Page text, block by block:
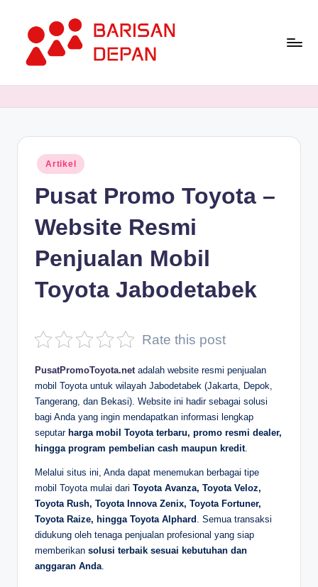
content
D
Terupdate
Posted
in
Artikel
Pusat Promo Toyota –
Website Resmi
Penjualan Mobil
Toyota Jabodetabek
Rate this post
PusatPromoToyota.net adalah website resmi penjualan
mobil Toyota untuk wilayah Jabodetabek (Jakarta, Depok,
Tangerang, dan Bekasi). Website ini hadir sebagai solusi
bagi Anda yang ingin mendapatkan informasi lengkap
seputar harga mobil Toyota terbaru, promo resmi dealer,
hingga program pembelian cash maupun kredit.
Melalui situs ini, Anda dapat menemukan berbagai tipe
mobil Toyota mulai dari Toyota Avanza, Toyota Veloz,
Toyota Rush, Toyota Innova Zenix, Toyota Fortuner,
Toyota Raize, hingga Toyota Alphard
. Semua transaksi
didukung oleh tenaga penjualan profesional yang siap
memberikan solusi terbaik sesuai kebutuhan dan
anggaran Anda